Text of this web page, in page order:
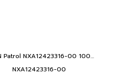
NIXON Patrol NXA12423316-00 100 Meters Water Resistant Men's Analog Classic Watch (42mm Watch Face, 21mm-19mm Stainless Steel Band)
NXA12423316-00